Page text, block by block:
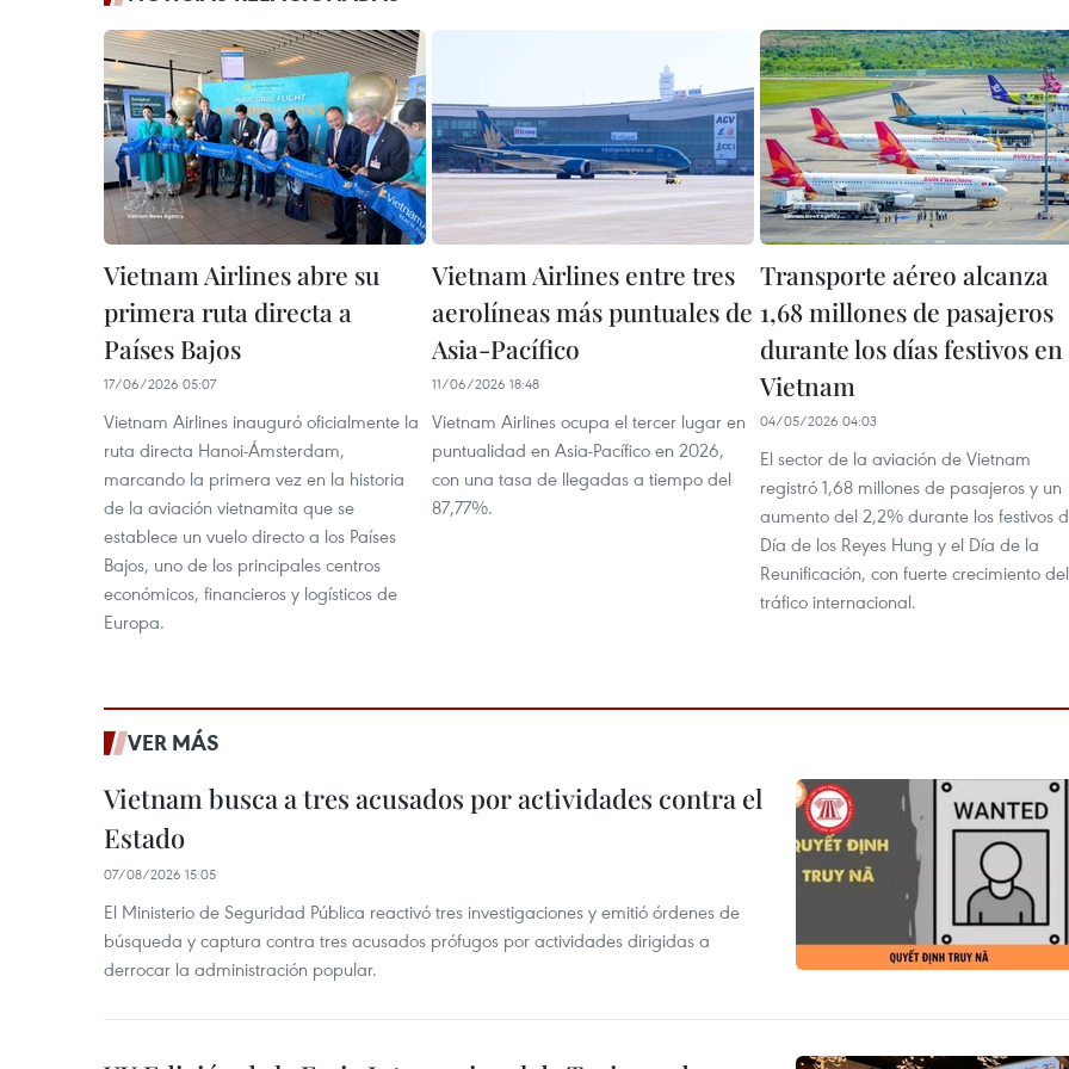
Vietnam Airlines abre su
primera ruta directa a
Países Bajos
17/06/2026 05:07
Vietnam Airlines inauguró oficialmente la
ruta directa Hanoi-Ámsterdam,
marcando la primera vez en la historia
de la aviación vietnamita que se
establece un vuelo directo a los Países
Bajos, uno de los principales centros
económicos, financieros y logísticos de
Europa.
Vietnam Airlines entre tres
aerolíneas más puntuales de
Asia-Pacífico
11/06/2026 18:48
Vietnam Airlines ocupa el tercer lugar en
puntualidad en Asia-Pacífico en 2026,
con una tasa de llegadas a tiempo del
87,77%.
Transporte aéreo alcanza
1,68 millones de pasajeros
durante los días festivos en
Vietnam
04/05/2026 04:03
El sector de la aviación de Vietnam
registró 1,68 millones de pasajeros y un
aumento del 2,2% durante los festivos
Día de los Reyes Hung y el Día de la
Reunificación, con fuerte crecimiento del
tráfico internacional.
VER MÁS
Vietnam busca a tres acusados por actividades contra el
Estado
07/08/2026 15:05
El Ministerio de Seguridad Pública reactivó tres investigaciones y emitió órdenes de
búsqueda y captura contra tres acusados prófugos por actividades dirigidas a
derrocar la administración popular.